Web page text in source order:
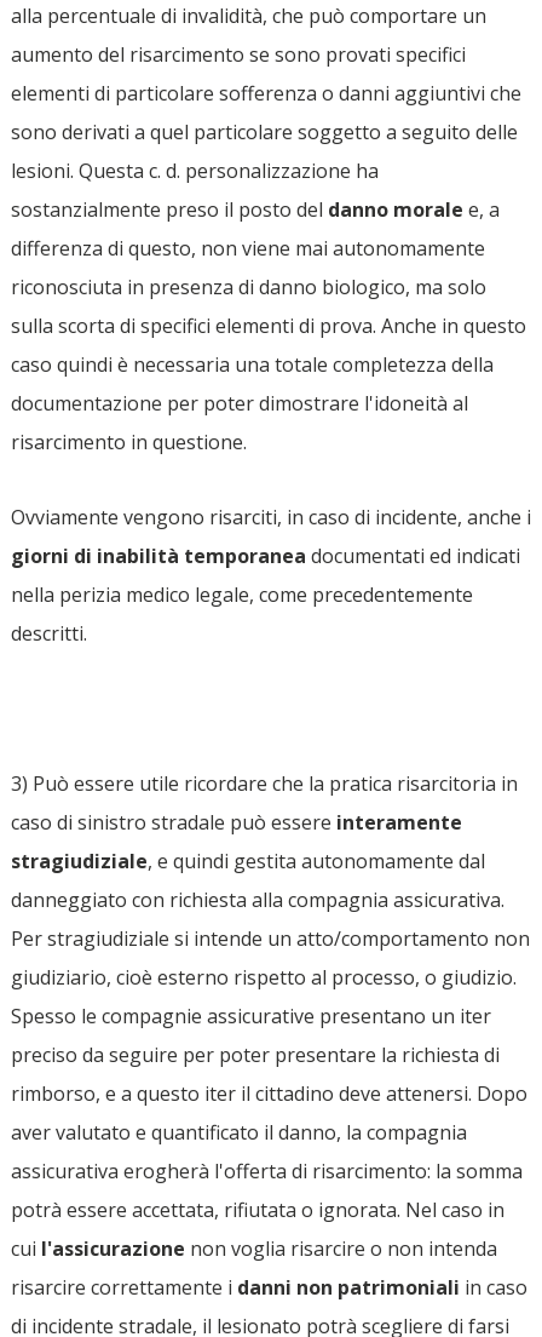
alla percentuale di invalidità, che può comportare un
aumento del risarcimento se sono provati specifici
elementi di particolare sofferenza o danni aggiuntivi che
sono derivati a quel particolare soggetto a seguito delle
lesioni. Questa c. d. personalizzazione ha
sostanzialmente preso il posto del danno morale e, a
differenza di questo, non viene mai autonomamente
riconosciuta in presenza di danno biologico, ma solo
sulla scorta di specifici elementi di prova. Anche in questo
caso quindi è necessaria una totale completezza della
documentazione per poter dimostrare l'idoneità al
risarcimento in questione.
Ovviamente vengono risarciti, in caso di incidente, anche i
giorni di inabilità temporanea documentati ed indicati
nella perizia medico legale, come precedentemente
descritti.
3) Può essere utile ricordare che la pratica risarcitoria in
caso di sinistro stradale può essere interamente
stragiudiziale, e quindi gestita autonomamente dal
danneggiato con richiesta alla compagnia assicurativa.
Per stragiudiziale si intende un atto/comportamento non
giudiziario, cioè esterno rispetto al processo, o giudizio.
Spesso le compagnie assicurative presentano un iter
preciso da seguire per poter presentare la richiesta di
rimborso, e a questo iter il cittadino deve attenersi. Dopo
aver valutato e quantificato il danno, la compagnia
assicurativa erogherà l'offerta di risarcimento: la somma
potrà essere accettata, rifiutata o ignorata. Nel caso in
cui l'assicurazione non voglia risarcire o non intenda
risarcire correttamente i danni non patrimoniali in caso
di incidente stradale, il lesionato potrà scegliere di farsi